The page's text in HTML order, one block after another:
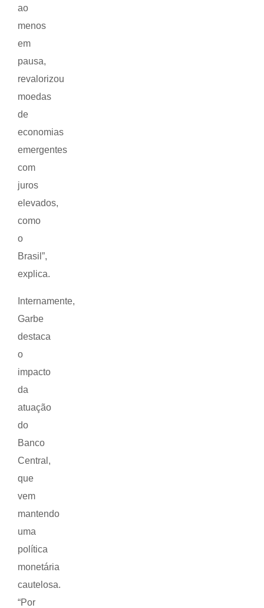
ao
menos
em
pausa,
revalorizou
moedas
de
economias
emergentes
com
juros
elevados,
como
o
Brasil”,
explica.
Internamente,
Garbe
destaca
o
impacto
da
atuação
do
Banco
Central,
que
vem
mantendo
uma
política
monetária
cautelosa.
“Por